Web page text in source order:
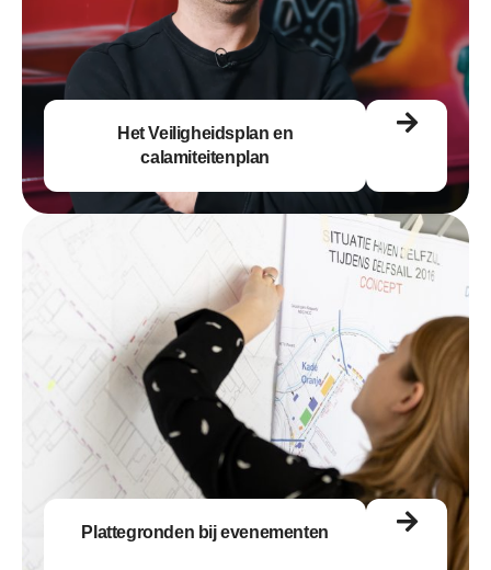
Het Veiligheidsplan en
calamiteitenplan
Plattegronden bij evenementen